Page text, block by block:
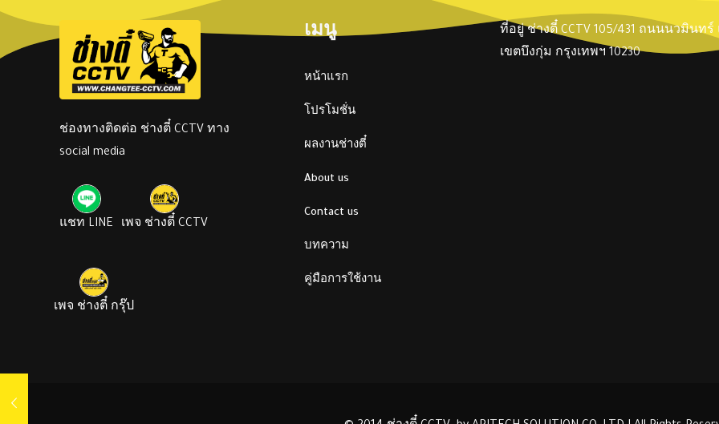
ช่องทางติดต่อ ช่างตี๋ CCTV ทาง
social media
แชท LINE เพจ ช่างตี๋ CCTV
เพจ ช่างตี๋ กรุ๊ป
เมนู
หน้าแรก
โปรโมชั่น
ผลงานช่างตี๋
About us
Contact us
บทความ
คู่มือการใช้งาน
ที่อยู่ ช่างตี๋ CCTV 105/431 ถนนนวมินท
เขตบึงกุ่ม กรุงเทพฯ 10230